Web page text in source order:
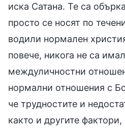
иска Сатана. Те са
просто се носят по
водили нормален
повече, никога не са
междуличностни
нормални отношения с
че трудностите и
както и другите